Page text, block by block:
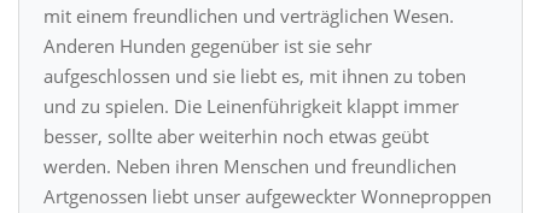
mit einem freundlichen und verträglichen Wesen.
Anderen Hunden gegenüber ist sie sehr
aufgeschlossen und sie liebt es, mit ihnen zu toben
und zu spielen. Die Leinenführigkeit klappt immer
besser, sollte aber weiterhin noch etwas geübt
werden. Neben ihren Menschen und freundlichen
Artgenossen liebt unser aufgeweckter Wonneproppen